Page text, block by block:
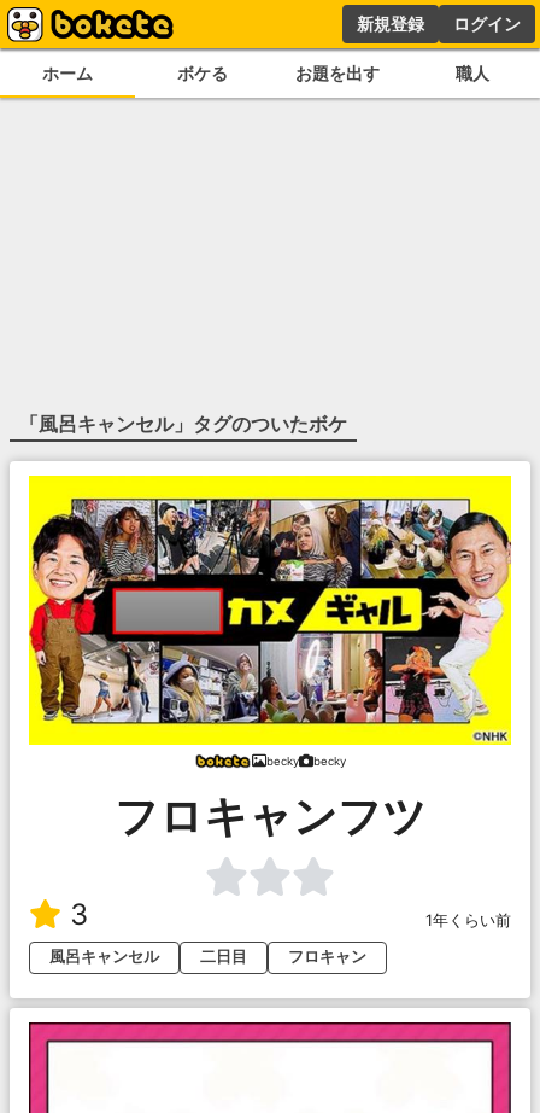
新規登録 ログイン
ホーム ボケる お題を出す 職人
「風呂キャンセル」タグのついたボケ
becky becky
フロキャンフツ
3
1年くらい前
風呂キャンセル
二日目 フロキャン